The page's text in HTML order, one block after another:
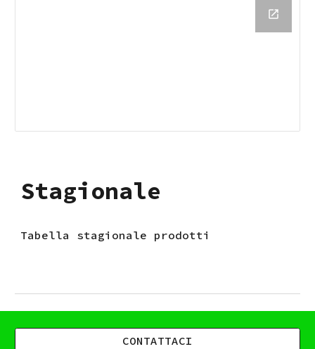
Stagionale
Tabella stagionale prodotti
CONTATTACI